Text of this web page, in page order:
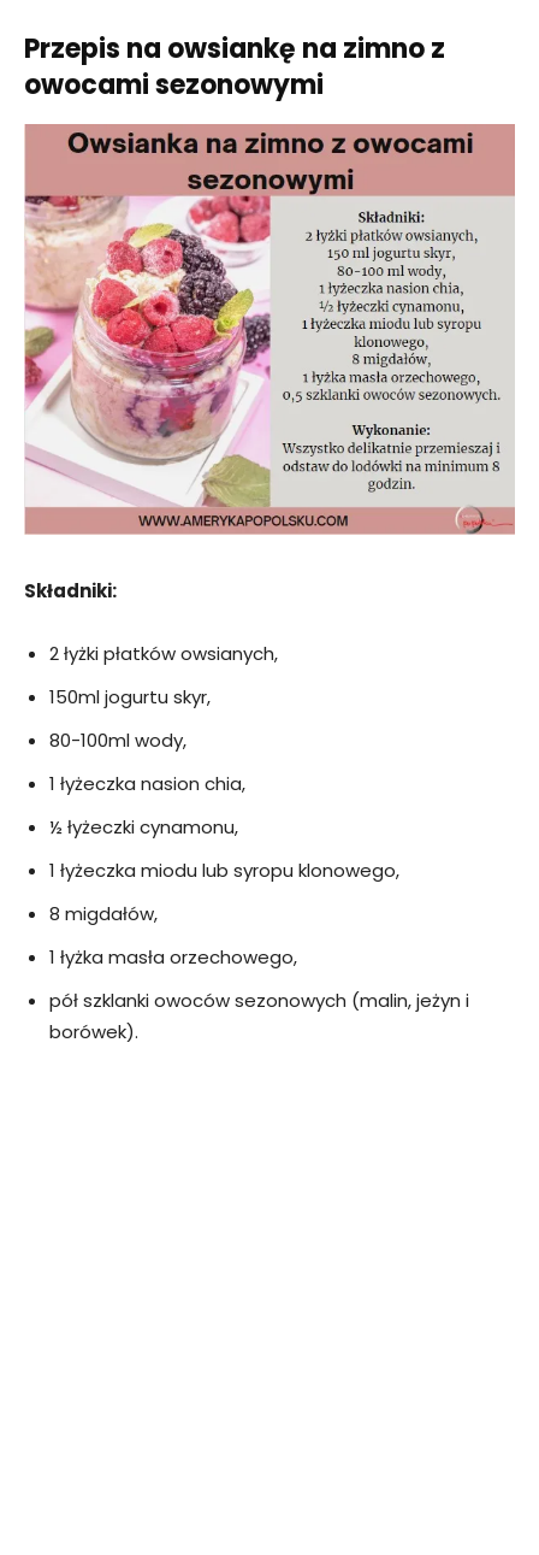
Przepis na owsiankę na zimno z
owocami sezonowymi
Składniki:
2 łyżki płatków owsianych,
150ml jogurtu skyr,
80-100ml wody,
1 łyżeczka nasion chia,
½ łyżeczki cynamonu,
1 łyżeczka miodu lub syropu klonowego,
8 migdałów,
1 łyżka masła orzechowego,
pół szklanki owoców sezonowych (malin, jeżyn i
borówek).